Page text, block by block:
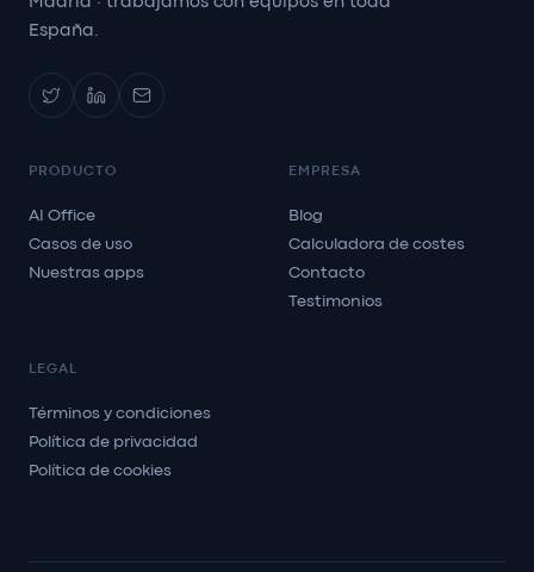
España.
PRODUCTO
AI Office
Casos de uso
Nuestras apps
EMPRESA
Blog
Calculadora de costes
Contacto
Testimonios
LEGAL
Términos y condiciones
Política de privacidad
Política de cookies